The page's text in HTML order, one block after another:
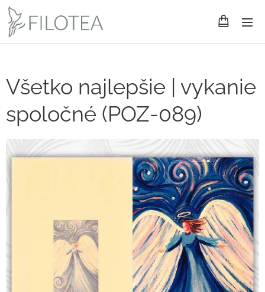
Všetko najlepšie | vykanie
spoločné (POZ-089)